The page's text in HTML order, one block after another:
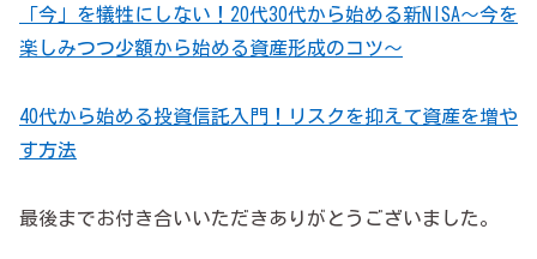
「今」を犠牲にしない！20代30代から始める新NISA～今を
楽しみつつ少額から始める資産形成のコツ～
40代から始める投資信託入門！リスクを抑えて資産を増や
す方法
最後までお付き合いいただきありがとうございました。